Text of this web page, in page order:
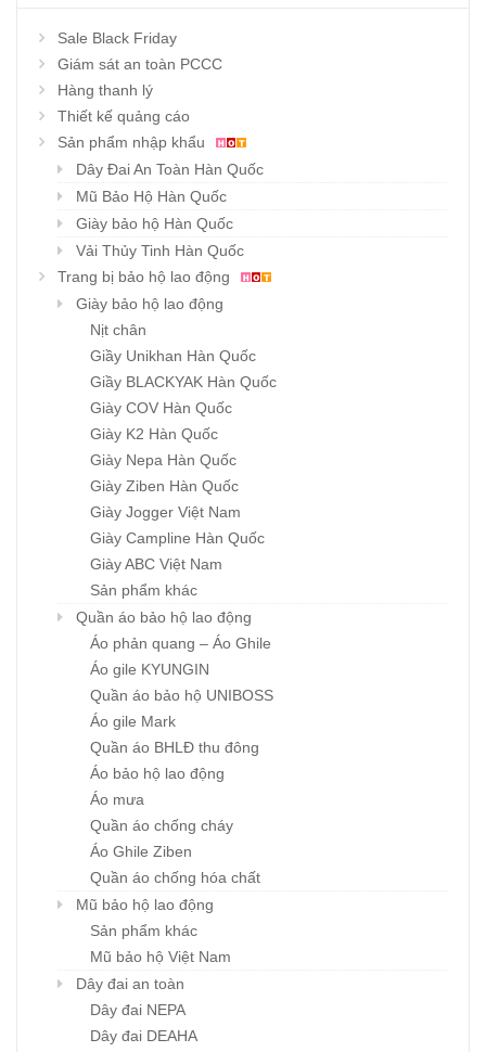
Sale Black Friday
Giám sát an toàn PCCC
Hàng thanh lý
Thiết kế quảng cáo
Sản phẩm nhập khẩu
Dây Đai An Toàn Hàn Quốc
Mũ Bảo Hộ Hàn Quốc
Giày bảo hộ Hàn Quốc
Vải Thủy Tinh Hàn Quốc
Trang bị bảo hộ lao động
Giày bảo hộ lao động
Nịt chân
Giầy Unikhan Hàn Quốc
Giầy BLACKYAK Hàn Quốc
Giày COV Hàn Quốc
Giày K2 Hàn Quốc
Giày Nepa Hàn Quốc
Giày Ziben Hàn Quốc
Giày Jogger Việt Nam
Giày Campline Hàn Quốc
Giày ABC Việt Nam
Sản phẩm khác
Quần áo bảo hộ lao động
Áo phản quang – Áo Ghile
Áo gile KYUNGIN
Quần áo bảo hộ UNIBOSS
Áo gile Mark
Quần áo BHLĐ thu đông
Áo bảo hộ lao động
Áo mưa
Quần áo chống cháy
Áo Ghile Ziben
Quần áo chống hóa chất
Mũ bảo hộ lao động
Sản phẩm khác
Mũ bảo hộ Việt Nam
Dây đai an toàn
Dây đai NEPA
Dây đai DEAHA